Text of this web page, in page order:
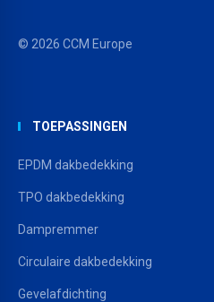
© 2026 CCM Europe
TOEPASSINGEN
EPDM dakbedekking
TPO dakbedekking
Dampremmer
Circulaire dakbedekking
Gevelafdichting